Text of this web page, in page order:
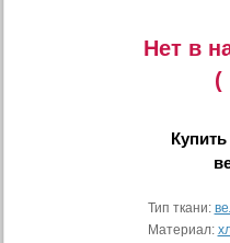
Нет в
(
Тип ткани:
Материал: